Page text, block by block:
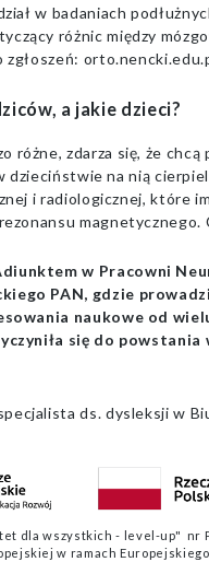
w badaniach
różnic między
zgłoszeń:
a jakie dzieci?
różne, zdarza się, że
dzieciństwie na nią
i radiologicznej, które
w Pracowni
PAN, gdzie
naukowe od
się do
ds. dysleksji w
dla wszystkich - level-up" nr
w ramach